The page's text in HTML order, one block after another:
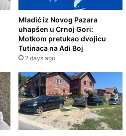
Mladić iz Novog Pazara
uhapšen u Crnoj Gori:
Motkom pretukao dvojicu
Tutinaca na Adi Boj
2 days ago